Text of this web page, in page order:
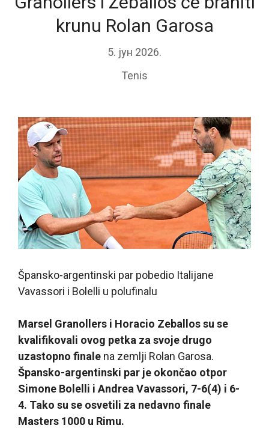
krunu Rolan Garosa
5. јун 2026.
Tenis
Špansko-argentinski par pobedio Italijane
Vavassori i Bolelli u polufinalu
Marsel Granollers i Horacio Zeballos su se
kvalifikovali ovog petka za svoje drugo
uzastopno finale na zemlji Rolan Garosa.
Špansko-argentinski par je okončao otpor
Simone Bolelli i Andrea Vavassori, 7-6(4) i 6-
4. Tako su se osvetili za nedavno finale
Masters 1000 u Rimu.